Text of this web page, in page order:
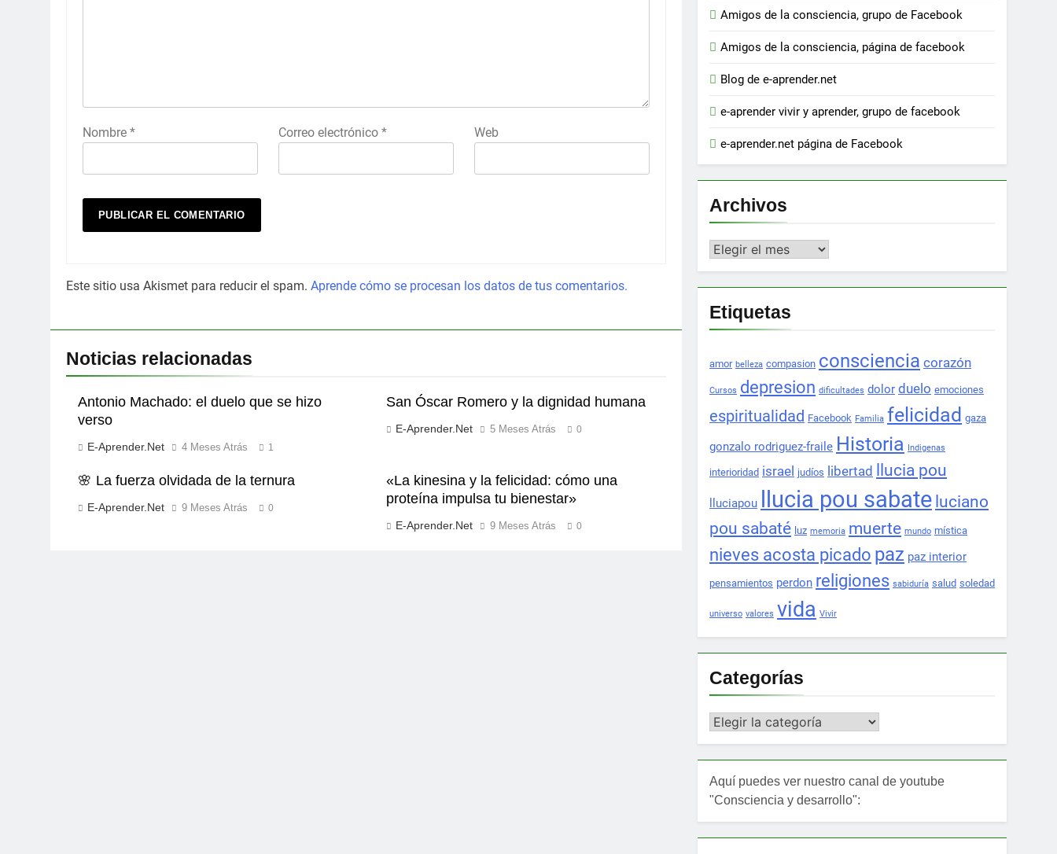
Nombre * Correo electrónico* Web
Este sitio usa Akismet para reducir el spam. Aprende cómo se procesan los datos de tus comentarios.
Noticias relacionadas
Antonio Machado: el duelo que se hizo
verso
E-Aprender.net 4 Meses Atrás 1
San Óscar Romero y la dignidad humana
E-Aprender.net 5 Meses Atrás 0
🌸 La fuerza olvidada de la ternura
E-Aprender.net 9 Meses Atrás 0
«La kinesina y la felicidad: cómo una
proteína impulsa tu bienestar»
E-Aprender.net 9 Meses Atrás 0
Amigos de la consciencia, grupo de Facebook
Amigos de la consciencia, página de facebook
Blog de e-aprender.net
e-aprender vivir y aprender, grupo de facebook
e-aprender.net página de Facebook
Archivos
Archivos
Etiquetas
amor belleza compasion consciencia corazón
Cursos depresion dificultades dolor duelo emociones
espiritualidad Facebook Familia felicidad gaza
gonzalo rodriguez-fraile Historia Indigenas
interioridad israel judíos libertad llucia pou
lluciapou llucia pou sabate luciano
pou sabaté luz memoria muerte mundo mística
nieves acosta picado paz paz interior
pensamientos perdon religiones sabiduría salud soledad
universo valores vida Vivir
Categorías
Categorías
Aquí puedes ver nuestro canal de youtube
"Consciencia y desarrollo":